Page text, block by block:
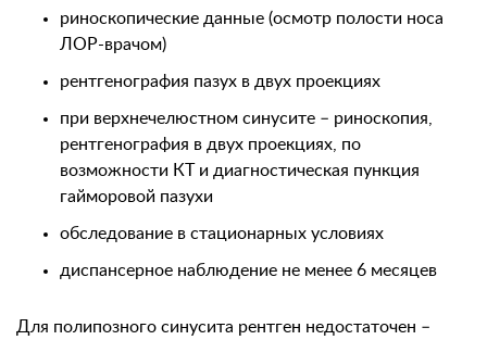
риноскопические данные (осмотр полости носа
ЛОР-врачом)
рентгенография пазух в двух проекциях
при верхнечелюстном синусите – риноскопия,
рентгенография в двух проекциях, по
возможности КТ и диагностическая пункция
гайморовой пазухи
обследование в стационарных условиях
диспансерное наблюдение не менее 6 месяцев
Для полипозного синусита рентген недостаточен –